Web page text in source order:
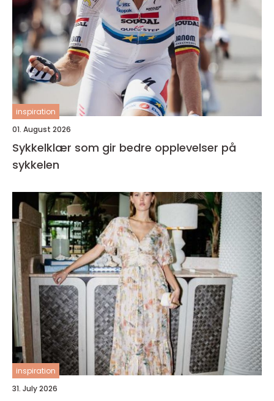
inspiration
01. August 2026
Sykkelklær som gir bedre opplevelser på
sykkelen
inspiration
31. July 2026